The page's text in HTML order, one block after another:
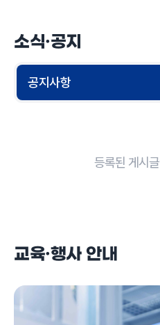
소식·공지
등록된 게시
교육·행사 안내